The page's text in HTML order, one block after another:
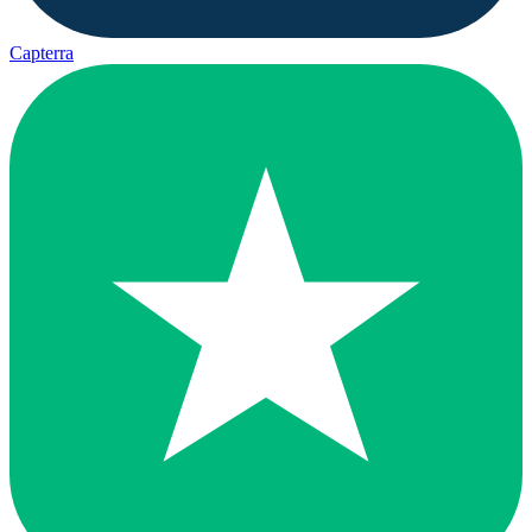
Capterra